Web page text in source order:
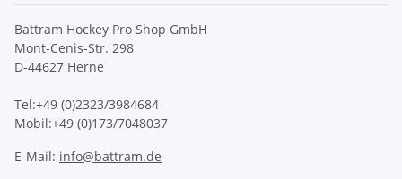
Battram Hockey Pro Shop GmbH
Mont-Cenis-Str. 298
D-44627 Herne
Tel:+49 (0)2323/3984684
Mobil:+49 (0)173/7048037
E-Mail: info@battram.de